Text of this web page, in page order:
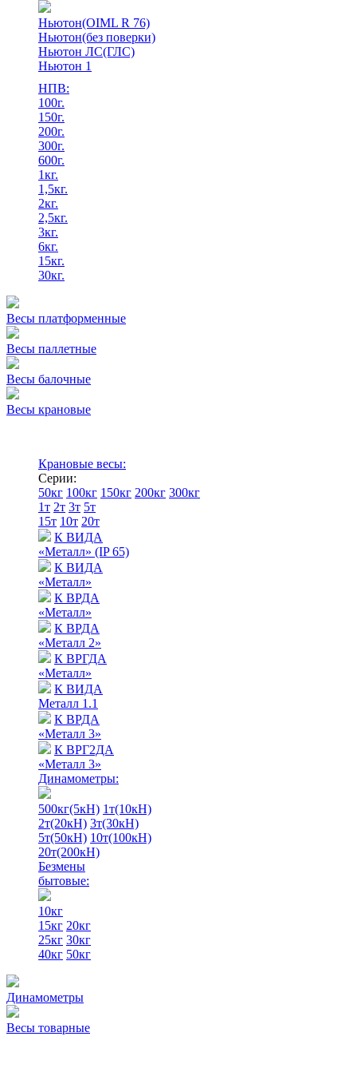
Ньютон(OIML R 76)
Ньютон(без поверки)
Ньютон ЛС(ГЛС)
Ньютон 1
НПВ:
100г.
150г.
200г.
300г.
600г.
1кг.
1,5кг.
2кг.
2,5кг.
3кг.
6кг.
15кг.
30кг.
Весы платформенные
Весы паллетные
Весы балочные
Весы крановые
Крановые весы:
Серии:
50кг 100кг 150кг 200кг 300кг
1т 2т 3т 5т
15т 10т 20т
К ВИДА
«Металл» (IP 65)
К ВИДА
«Металл»
К ВРДА
«Металл»
К ВРДА
«Металл 2»
К ВРГДА
«Металл»
К ВИДА
Металл 1.1
К ВРДА
«Металл 3»
К ВРГ2ДА
«Металл 3»
Динамометры:
500кг(5кН) 1т(10кН)
2т(20кН) 3т(30кН)
5т(50кН) 10т(100кН)
20т(200кН)
Безмены
бытовые:
10кг
15кг 20кг
25кг 30кг
40кг 50кг
Динамометры
Весы товарные